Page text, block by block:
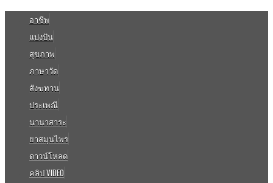
อาชีพ
แบ่งปัน
สุขภาพ
ภาษาวัด
สังฆทาน
ประเพณี
นานาสาระ
ยาสมุนไพร
ดาวน์โหลด
คลิป VIDEO